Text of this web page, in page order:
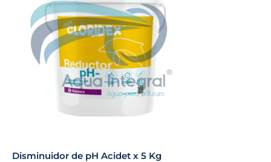
Disminuidor de pH Acidet x 5 Kg